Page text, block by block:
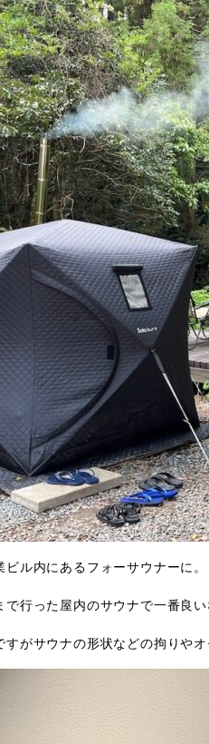
ル内にあるフォーサウナーに。
行った屋内のサウナで一番良い
がサウナの形状などの拘りやオ